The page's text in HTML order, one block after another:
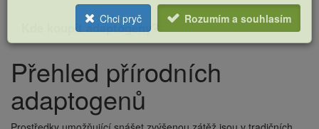
Kde koupit adaptogeny?
Přehled přírodních
adaptogenů
Chci pryč Rozumím a souhlasím